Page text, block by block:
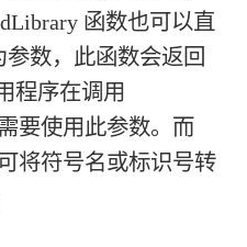
函数也可以直
数，此函数会返回
程序在调用
要使用此参数。而
将符号名或标识号转